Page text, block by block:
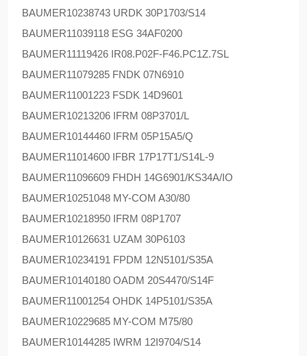
BAUMER10238743 URDK 30P1703/S14
BAUMER11039118 ESG 34AF0200
BAUMER11119426 IR08.P02F-F46.PC1Z.7SL
BAUMER11079285 FNDK 07N6910
BAUMER11001223 FSDK 14D9601
BAUMER10213206 IFRM 08P3701/L
BAUMER10144460 IFRM 05P15A5/Q
BAUMER11014600 IFBR 17P17T1/S14L-9
BAUMER11096609 FHDH 14G6901/KS34A/IO
BAUMER10251048 MY-COM A30/80
BAUMER10218950 IFRM 08P1707
BAUMER10126631 UZAM 30P6103
BAUMER10234191 FPDM 12N5101/S35A
BAUMER10140180 OADM 20S4470/S14F
BAUMER11001254 OHDK 14P5101/S35A
BAUMER10229685 MY-COM M75/80
BAUMER10144285 IWRM 12I9704/S14